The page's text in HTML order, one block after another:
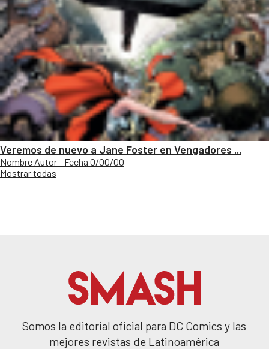
Veremos de nuevo a Jane Foster en Vengadores ...
Nombre Autor - Fecha 0/00/00
Mostrar todas
Somos la editorial oficial para DC Comics y las
mejores revistas de Latinoamérica